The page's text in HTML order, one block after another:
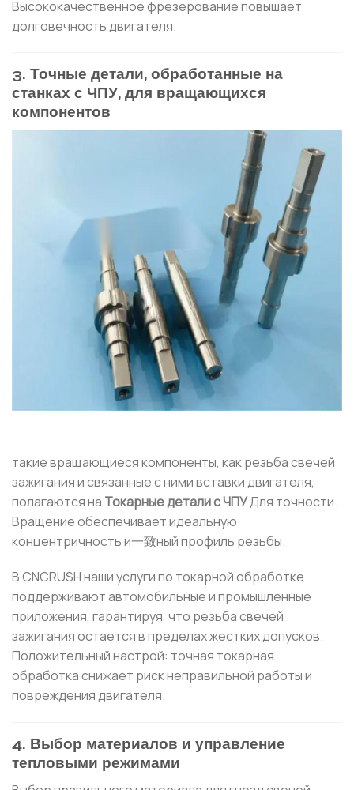
Высококачественное фрезерование повышает
долговечность двигателя.
3. Точные детали, обработанные на
станках с ЧПУ, для вращающихся
компонентов
такие вращающиеся компоненты, как резьба свечей
зажигания и связанные с ними вставки двигателя,
полагаются на Токарные детали с ЧПУДля точности.
Вращение обеспечивает идеальную
концентричность и一致ный профиль резьбы.
В CNCRUSH наши услуги по токарной обработке
поддерживают автомобильные и промышленные
приложения, гарантируя, что резьба свечей
зажигания остается в пределах жестких допусков.
Положительный настрой: точная токарная
обработка снижает риск неправильной работы и
повреждения двигателя.
4. Выбор материалов и управление
тепловыми режимами